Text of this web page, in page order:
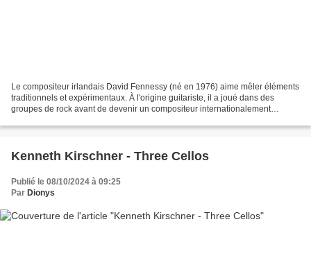
Le compositeur irlandais David Fennessy (né en 1976) aime mêler éléments
traditionnels et expérimentaux. À l'origine guitariste, il a joué dans des
groupes de rock avant de devenir un compositeur internationalement
Kenneth Kirschner - Three Cellos
Publié le 08/10/2024 à 09:25
Par Dionys